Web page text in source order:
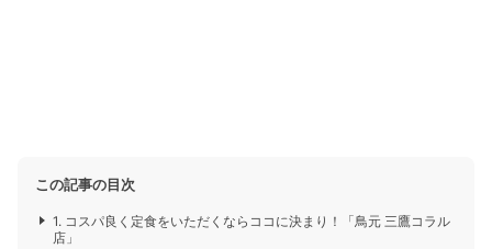
この記事の目次
1. コスパ良く定食をいただくならココに決まり！「鳥元 三鷹コラル
店」